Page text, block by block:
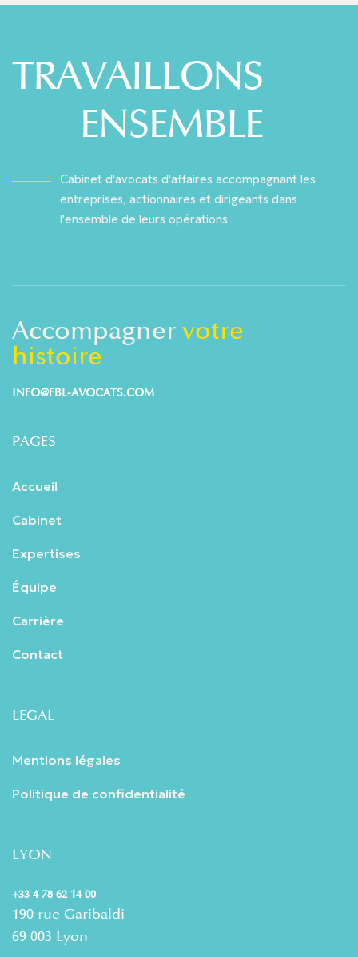
TRAVAILLONS
ENSEMBLE
Cabinet d'avocats d'affaires accompagnant les
entreprises, actionnaires et dirigeants dans
l'ensemble de leurs opérations
Accompagner votre
histoire
INFO@FBL-AVOCATS.COM
PAGES
Accueil
Cabinet
Expertises
Équipe
Carrière
Contact
LEGAL
Mentions légales
Politique de confidentialité
LYON
+33 4 78 62 14 00
190 rue Garibaldi
69 003 Lyon